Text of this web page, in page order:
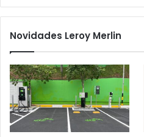
Novidades Leroy Merlin